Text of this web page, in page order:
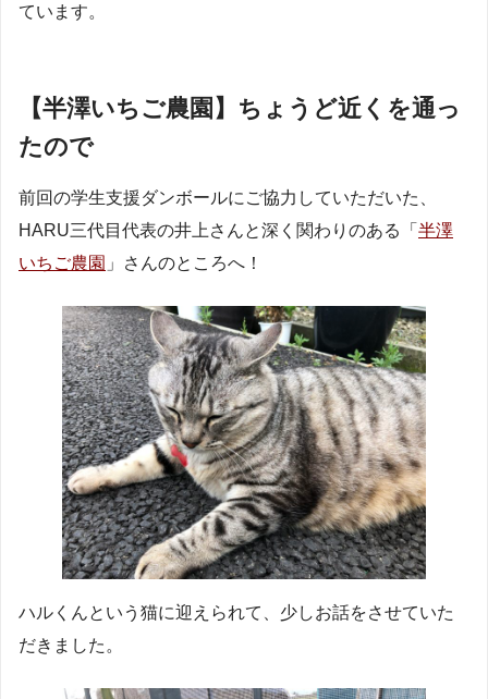
ています。
【半澤いちご農園】ちょうど近くを通っ
たので
前回の学生支援ダンボールにご協力していただいた、
HARU三代目代表の井上さんと深く関わりのある「 半澤
いちご農園 」さんのところへ！
ハルくんという猫に迎えられて、少しお話をさせていた
だきました。